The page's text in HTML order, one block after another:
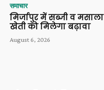
समाचार
मिर्जापुर में सब्जी व मसाला
खेती को मिलेगा बढ़ावा
August 6, 2026